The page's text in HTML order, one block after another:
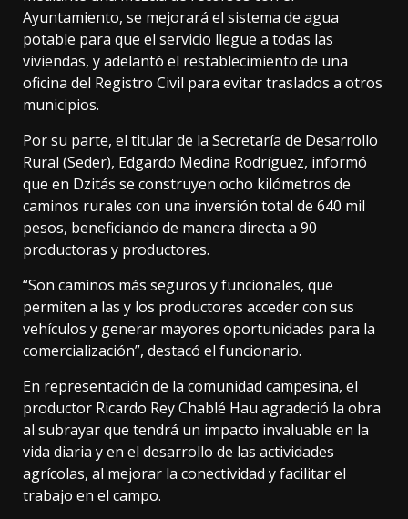
Ayuntamiento, se mejorará el sistema de agua
potable para que el servicio llegue a todas las
viviendas, y adelantó el restablecimiento de una
oficina del Registro Civil para evitar traslados a otros
municipios.
Por su parte, el titular de la Secretaría de Desarrollo
Rural (Seder), Edgardo Medina Rodríguez, informó
que en Dzitás se construyen ocho kilómetros de
caminos rurales con una inversión total de 640 mil
pesos, beneficiando de manera directa a 90
productoras y productores.
“Son caminos más seguros y funcionales, que
permiten a las y los productores acceder con sus
vehículos y generar mayores oportunidades para la
comercialización”, destacó el funcionario.
En representación de la comunidad campesina, el
productor Ricardo Rey Chablé Hau agradeció la obra
al subrayar que tendrá un impacto invaluable en la
vida diaria y en el desarrollo de las actividades
agrícolas, al mejorar la conectividad y facilitar el
trabajo en el campo.